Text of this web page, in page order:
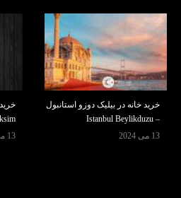
خرید خانه در بیلیک دوزو استانبول
– Istanbul Beylikduzu
13 می 2024
13 می 2024